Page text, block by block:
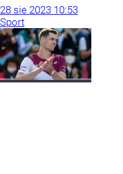
28 sie 2023 10:53
Sport